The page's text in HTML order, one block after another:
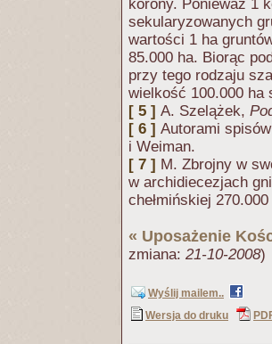
korony. Ponieważ 1
sekularyzowanych
wartości 1 ha
85.000 ha. Biorąc
przy tego rodzaju
wielkość 100.000 ha
[ 5 ] A. Szelążek,
[ 6 ] Autorami
i Weiman.
[ 7 ] M. Zbrojny w
w archidiecezjach
chełmińskiej
« Uposażenie
zmiana: 21-10-2008)
Wyślij mailem..
Wersja do druku